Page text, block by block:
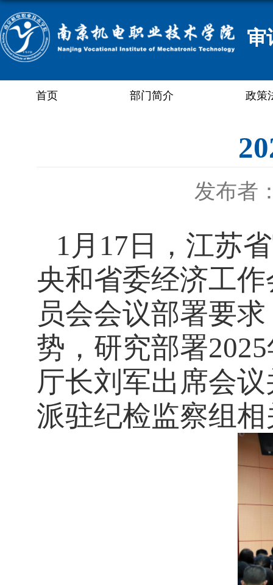
审
首页 部门简介 政策
发布者
1 月 17 日，江苏
央和省委经济工
员会会议部署要
势，研究部署2025
厅长刘军出席会
派驻纪检监察组